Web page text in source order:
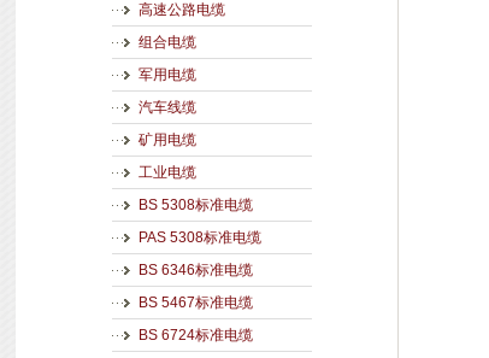
高速公路电缆
组合电缆
军用电缆
汽车线缆
矿用电缆
工业电缆
BS 5308标准电缆
PAS 5308标准电缆
BS 6346标准电缆
BS 5467标准电缆
BS 6724标准电缆